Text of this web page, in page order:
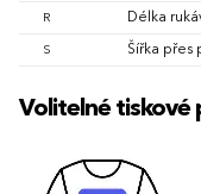
R Délka
S Šířka přes
Volitelné tiskové